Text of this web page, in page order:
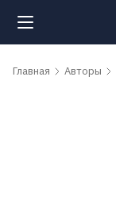
Поиск
Главная Авторы